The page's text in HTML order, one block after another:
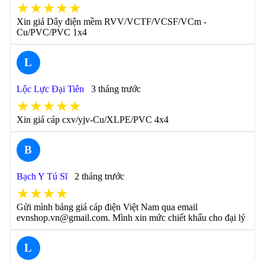
★★★★★
Xin giá Dây điện mềm RVV/VCTF/VCSF/VCm -
Cu/PVC/PVC 1x4
L
Lộc Lực Đại Tiên 3 tháng trước
★★★★★
Xin giá cáp cxv/yjv-Cu/XLPE/PVC 4x4
B
Bạch Y Tú Sĩ 2 tháng trước
★★★★
Gửi mình bảng giá cáp điện Việt Nam qua email
evnshop.vn@gmail.com. Mình xin mức chiết khấu cho đại lý
L